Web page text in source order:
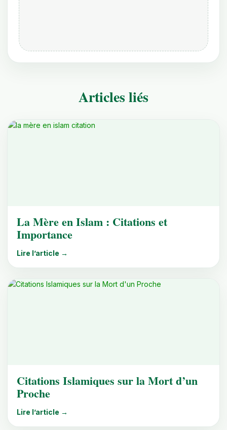
Articles liés
La Mère en Islam : Citations et
Importance
Lire l’article →
Citations Islamiques sur la Mort d’un
Proche
Lire l’article →